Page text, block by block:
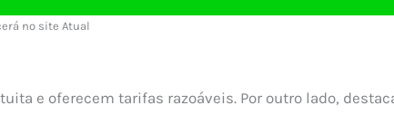
no site Atual
e oferecem tarifas razoáveis. Por outro lado,